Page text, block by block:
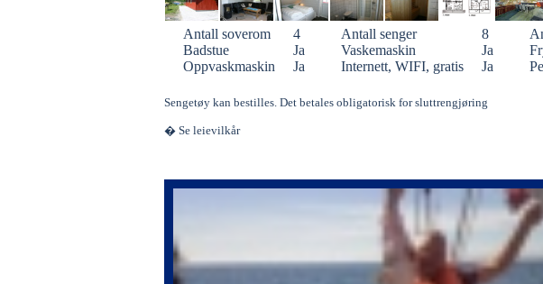
Antall soverom 4 Antall senger 8
Badstue
Ja Vaskemaskin Ja
Oppvaskmaskin
Ja Internett, WIFI, gratis Ja
Sengetøy kan bestilles. Det betales obligatorisk for sluttrengjøring
� Se leievilkår